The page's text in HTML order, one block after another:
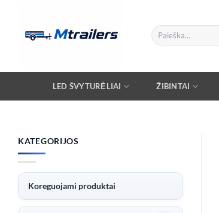
content
Ieškoti:
LED ŠVYTURĖLIAI ŽIBINTAI
KATEGORIJOS
Koreguojami produktai